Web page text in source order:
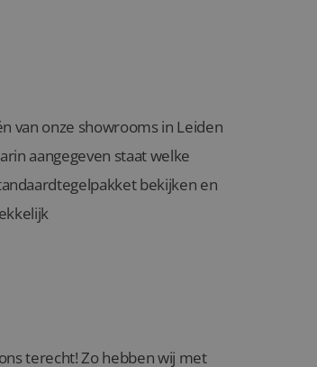
van onze showrooms in Leiden
aangegeven staat welke
bekijken en
terecht! Zo hebben wij met